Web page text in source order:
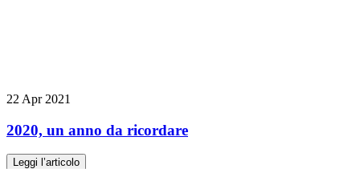
22 Apr 2021
2020, un anno da ricordare
Leggi l’articolo